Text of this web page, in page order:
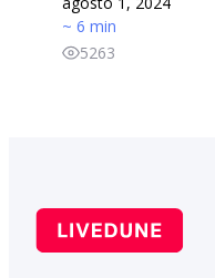
~ 6 min
5263